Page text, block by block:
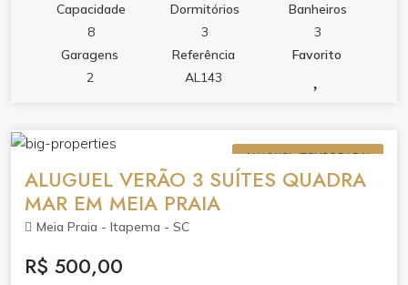
Capacidade
8
Dormitórios
3
Banheiros
3
Garagens
2
Referência
AL143
Favorito
ALUGUEL (TEMPORADA)
ALUGUEL VERÃO 3 SUÍTES QUADRA
MAR EM MEIA PRAIA
Meia Praia - Itapema - SC
R$ 500,00